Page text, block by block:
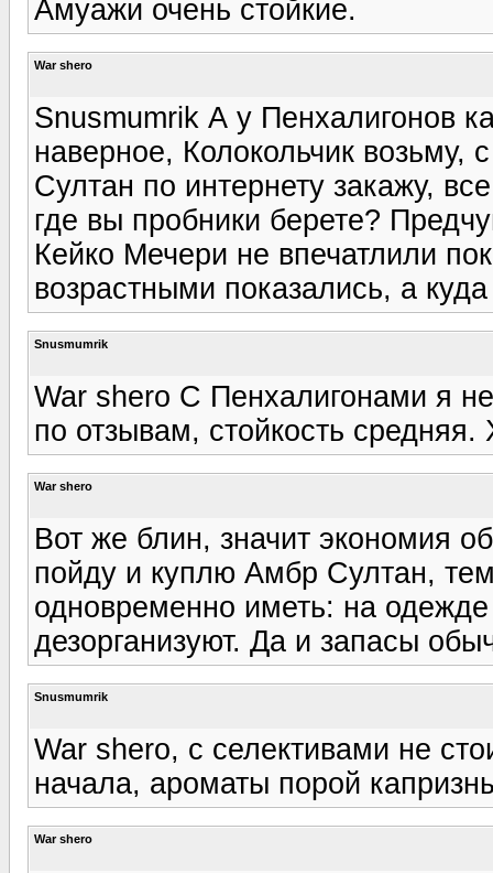
Амуажи очень стойкие.
War shero
Snusmumrik А у Пенхалигонов
наверное, Колокольчик возьму,
Султан по интернету закажу,
где вы пробники берете?
Кейко Мечери не впечатлили
возрастными показались, а
Snusmumrik
War shero С Пенхалигонами я
по отзывам, стойкость
War shero
Вот же блин, значит экономия
пойду и куплю Амбр Султан,
одновременно иметь: на
дезорганизуют. Да и запасы
Snusmumrik
War shero, с селективами не
начала, ароматы порой
War shero